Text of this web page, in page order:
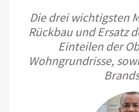
Die drei wichtigsten
Rückbau und Ersatz
Einteilen der
Wohngrundrisse,